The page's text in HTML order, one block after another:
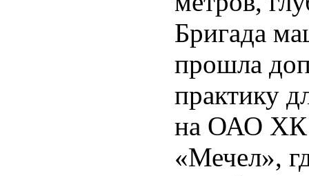
Бригада
прошла
практику
на ОАО ХК
«Мечел»,